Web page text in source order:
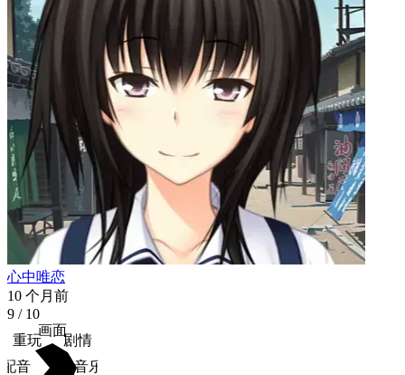
心中唯恋
10 个月前
9 / 10
画面
剧情
音乐
配音
重玩